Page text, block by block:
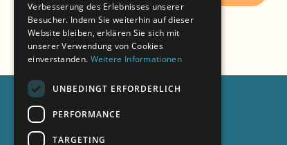
KONTAKT ALLGEMEIN
09421 / 99 61-0
Verbesserung des Erlebnisses unserer
Besucher. Indem Sie weiterhin auf dieser
Website bleiben, erklären Sie sich mit
unserer Verwendung von Cookies
einverstanden. Weitere Informationen
UNBEDINGT ERFORDERLICH
PERFORMANCE
TARGETING